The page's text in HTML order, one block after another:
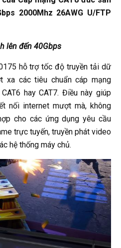
2000Mhz 26AWG U/FTP
lên đến 40Gbps
hỗ trợ tốc độ truyền tải dữ
xa các tiêu chuẩn cáp mạng
hay CAT7. Điều này giúp
nối internet mượt mà, không
cho các ứng dụng yêu cầu
trực tuyến, truyền phát video
hệ thống máy chủ.